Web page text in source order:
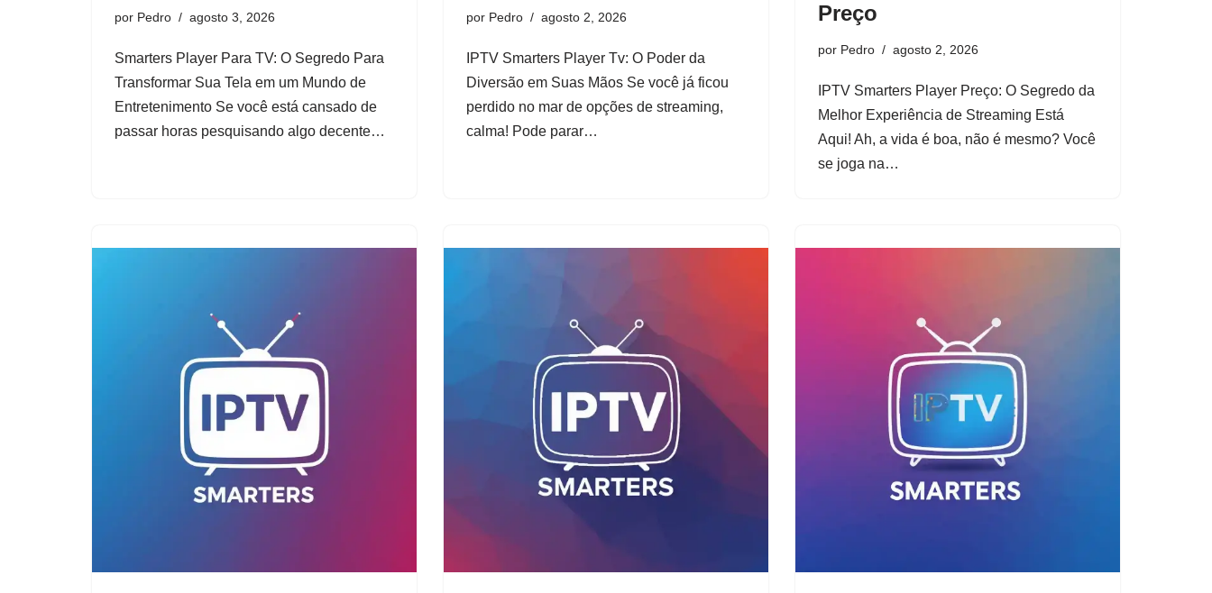
por Pedro agosto 3, 2026
Smarters Player Para TV: O Segredo Para
Transformar Sua Tela em um Mundo de
Entretenimento Se você está cansado de
passar horas pesquisando algo decente…
por Pedro agosto 2, 2026
IPTV Smarters Player Tv: O Poder da
Diversão em Suas Mãos Se você já ficou
perdido no mar de opções de streaming,
calma! Pode parar…
Preço
por Pedro agosto 2, 2026
IPTV Smarters Player Preço: O Segredo da
Melhor Experiência de Streaming Está
Aqui! Ah, a vida é boa, não é mesmo? Você
se joga na…